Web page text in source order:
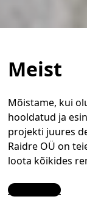
Meist
Mõistame, kui
hooldatud ja
projekti juures
Raidre OÜ on
loota kõikides
Contact Us